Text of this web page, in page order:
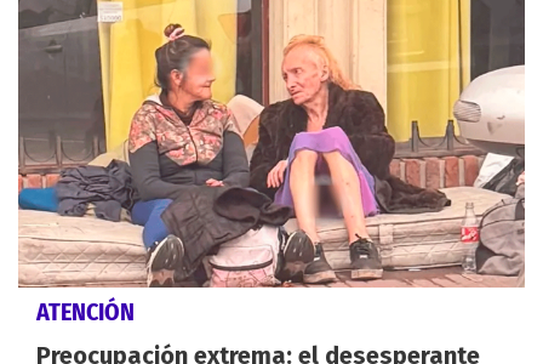
ATENCIÓN
Preocupación extrema: el desesperante